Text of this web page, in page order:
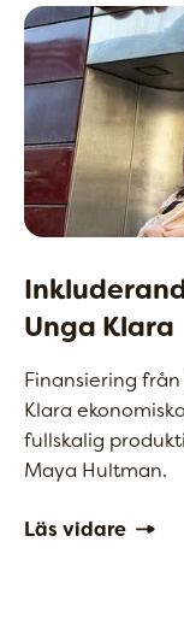
Unga Klara
Finansiering
Klara
fullskalig
Maya Hultman.
Läs vidare